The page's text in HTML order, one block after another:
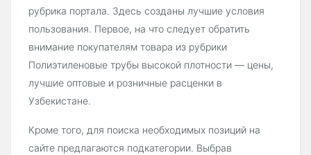
рубрика портала. Здесь созданы лучшие условия
пользования. Первое, на что следует обратить
внимание покупателям товара из рубрики
Полиэтиленовые трубы высокой плотности — цены,
лучшие оптовые и розничные расценки в
Узбекистане.
Кроме того, для поиска необходимых позиций на
сайте предлагаются подкатегории. Выбрав